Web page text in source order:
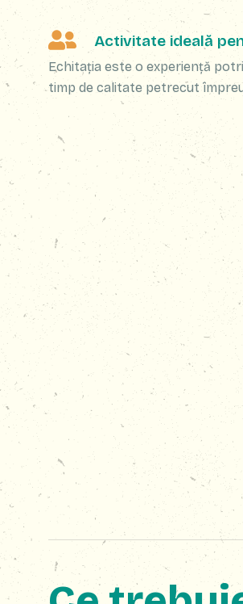
Activitate ideală
Echitația este o experiență
timp de calitate petrecut